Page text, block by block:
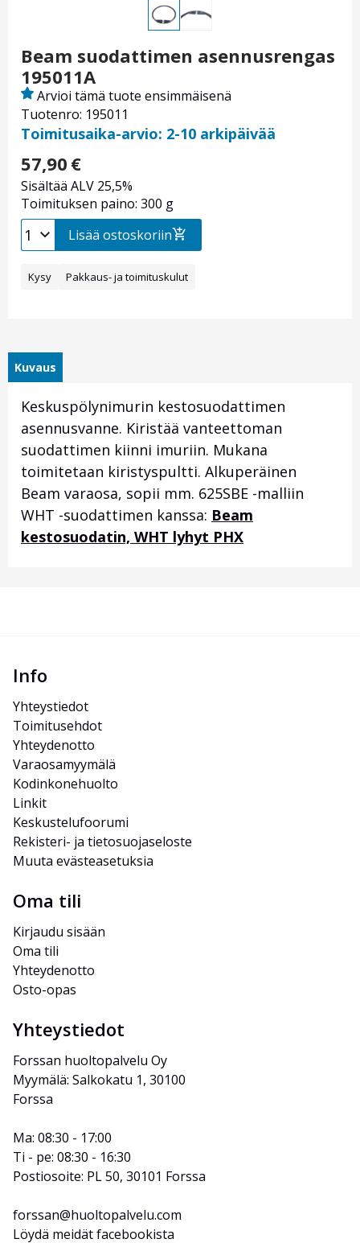
Beam suodattimen asennusrengas
195011A
Tuotenro: 195011
Arvioi tämä tuote ensimmäisenä
Toimitusaika-arvio: 2-10 arkipäivää
57,90 €
Sisältää ALV 25,5%
Toimituksen paino: 300 g
Lisää ostoskoriin
Kysy Pakkaus- ja toimituskulut
Kuvaus
Keskuspölynimurin kestosuodattimen
asennusvanne. Kiristää vanteettoman
suodattimen kiinni imuriin. Mukana
toimitetaan kiristyspultti. Alkuperäinen
Beam varaosa, sopii mm. 625SBE -malliin
WHT -suodattimen kanssa: Beam
kestosuodatin, WHT lyhyt PHX
Info
Yhteystiedot
Toimitusehdot
Yhteydenotto
Varaosamyymälä
Kodinkonehuolto
Linkit
Keskustelufoorumi
Rekisteri- ja tietosuojaseloste
Muuta evästeasetuksia
Oma tili
Kirjaudu sisään
Oma tili
Yhteydenotto
Osto-opas
Yhteystiedot
Forssan huoltopalvelu Oy
Myymälä: Salkokatu 1, 30100
Forssa
Ma: 08:30 - 17:00
Ti - pe: 08:30 - 16:30
Postiosoite: PL 50, 30101 Forssa
forssan@huoltopalvelu.com
Löydä meidät facebookista